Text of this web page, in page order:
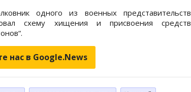
одного из военных представительств
схему хищения и присвоения средств
нас в Google.News